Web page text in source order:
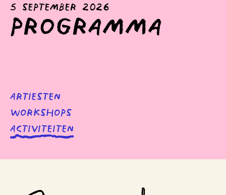
5 september 2026
programma
Artiesten
Workshops
Activiteiten